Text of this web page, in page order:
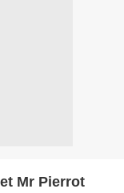
Mr Pierrot